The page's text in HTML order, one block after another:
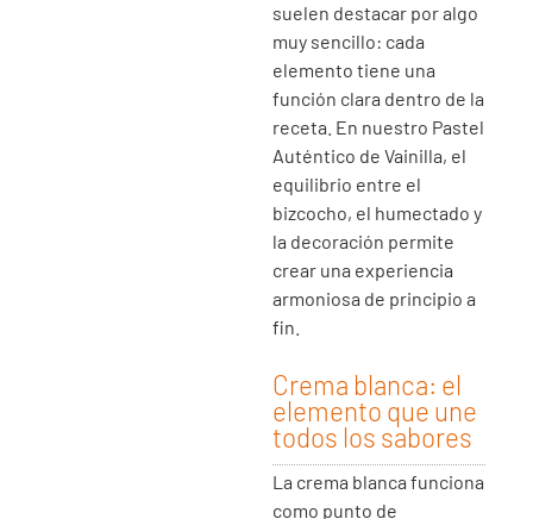
suelen destacar por algo
muy sencillo: cada
elemento tiene una
función clara dentro de la
receta. En nuestro Pastel
Auténtico de Vainilla, el
equilibrio entre el
bizcocho, el humectado y
la decoración permite
crear una experiencia
armoniosa de principio a
fin.
Crema blanca: el
elemento que une
todos los sabores
La crema blanca funciona
como punto de